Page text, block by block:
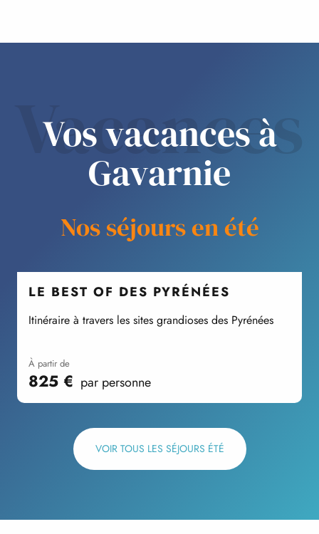
Vacances
Vos vacances à
Gavarnie
Nos séjours en été
LE BEST OF DES PYRÉNÉES
Itinéraire à travers les sites grandioses des Pyrénées
à partir de
825 € par personne
VOIR TOUS LES SÉJOURS ÉTÉ